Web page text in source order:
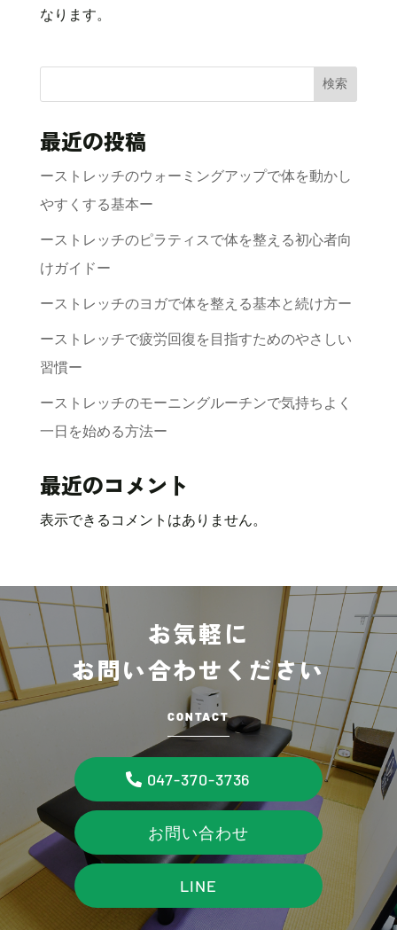
なります。
検索
最近の投稿
ーストレッチのウォーミングアップで体を動かし
やすくする基本ー
ーストレッチのピラティスで体を整える初心者向
けガイドー
ーストレッチのヨガで体を整える基本と続け方ー
ーストレッチで疲労回復を目指すためのやさしい
習慣ー
ーストレッチのモーニングルーチンで気持ちよく
一日を始める方法ー
最近のコメント
表示できるコメントはありません。
お気軽に
お問い合わせください
CONTACT
047-370-3736
お問い合わせ
LINE